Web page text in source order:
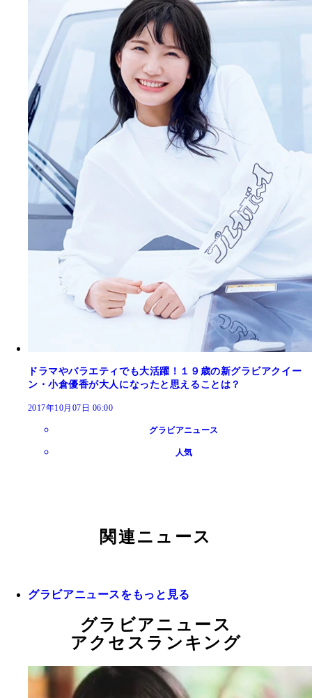
ドラマやバラエティでも大活躍！１９歳の新グラビアクイー
ン・小倉優香が大人になったと思えることは？
2017年10月07日 06:00
グラビアニュース
人気
関連ニュース
グラビアニュースをもっと見る
グラビアニュース
アクセスランキング